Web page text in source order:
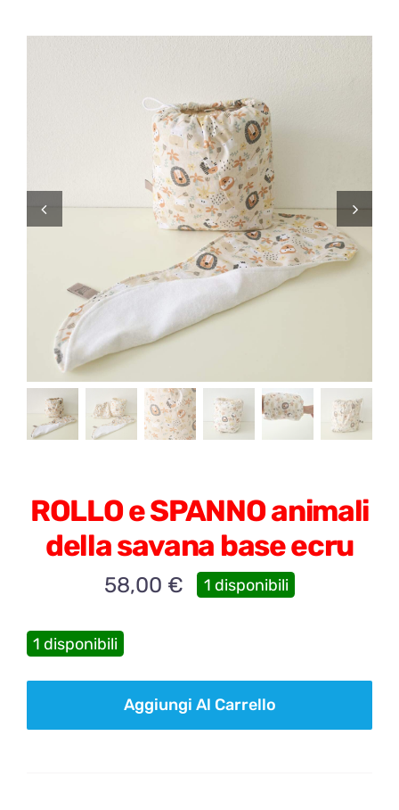
Lista Nascita
Blog
Eventi
Spedizioni
ROLLO e SPANNO animali
della savana base ecru
58,00 € 1 disponibili
1 disponibili
Aggiungi Al Carrello